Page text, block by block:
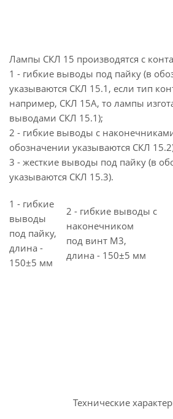
Лампы СКЛ 15 производятся с
1 - гибкие выводы под пайку (в
указываются СКЛ 15.1, если тип
например, СКЛ 15А, то лампы
выводами СКЛ 15.1);
2 - гибкие выводы с
обозначении указываются СКЛ
3 - жесткие выводы под пайку (в
указываются СКЛ 15.3).
1 - гибкие
выводы
под пайку,
длина -
150±5 мм
2 - гибкие выводы с
наконечником
под винт M3,
длина - 150±5 мм
Технические